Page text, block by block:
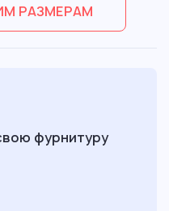
РАЗМЕРАМ
фурнитуру